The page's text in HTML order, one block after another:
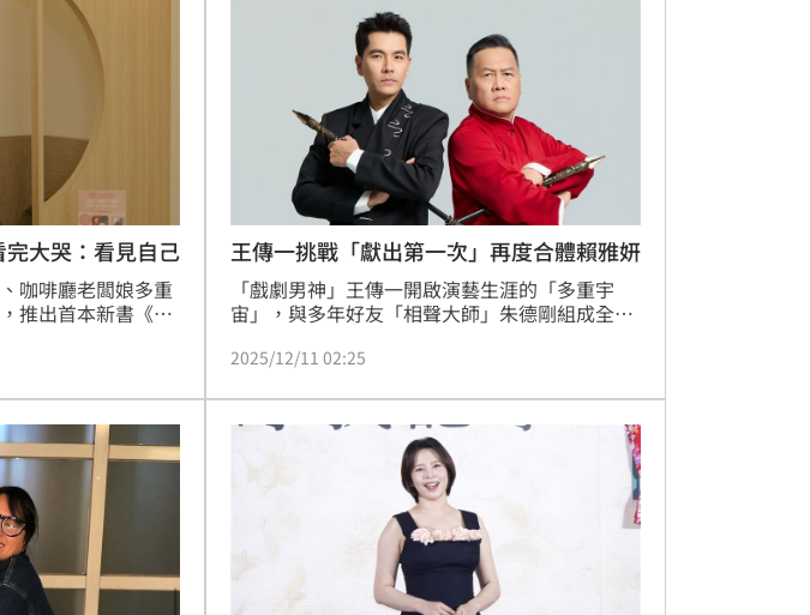
大哭：看見自己
咖啡廳老闆娘多重
推出首本新書《她
蛻變，引發讀者強
王傳一挑戰「獻出第一次」再度合體賴雅妍
「戲劇男神」王傳一開啟演藝生涯的「多重宇
宙」，與多年好友「相聲大師」朱德剛組成全新
三小」，將於明年（2026年）2月28日從台中中
演，主辦單位更加碼宣布特別邀來豪華客座嘉賓
陣容，一舉邀來賴雅妍、唐從聖、陳漢典、海裕
芬等四位藝人好友一齊走進劇場輪番加入演出。
趙浩雲
2025/12/11 02:25